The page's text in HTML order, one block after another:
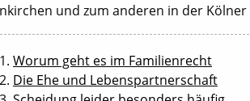
und zum anderen in der
Worum geht es im Familienrecht
Die Ehe und Lebenspartnerschaft